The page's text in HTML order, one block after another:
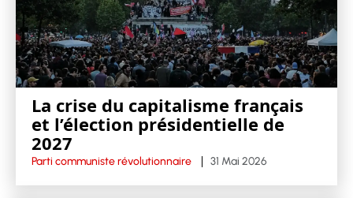
La crise du capitalisme français
et l’élection présidentielle de
2027
Parti communiste révolutionnaire 31 Mai 2026